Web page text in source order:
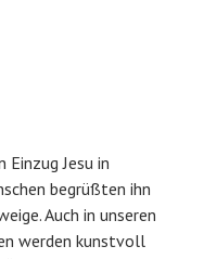
Jesu in
begrüßten ihn
Auch in unseren
werden kunstvoll